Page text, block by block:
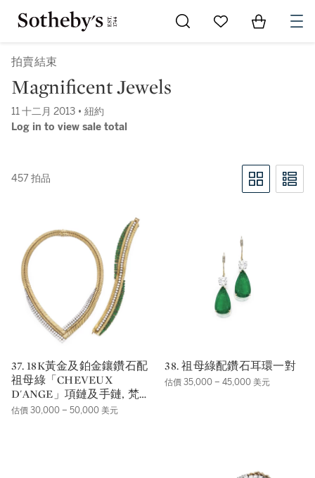
Go to My Favorites
Items in
拍賣結束
Magnificent Jewels
11 十二月 2013 • 紐約
Log in to view sale total
457 拍品
37. 18K黃金及鉑金鑲鑽石配
祖母綠「CHEVEUX
D'ANGE」項鏈及手鏈, 梵
克雅寶（VAN CLEEF &
估價 30,000 – 50,000 美元
38. 祖母綠配鑽石耳環一對
估價 35,000 – 45,000 美元